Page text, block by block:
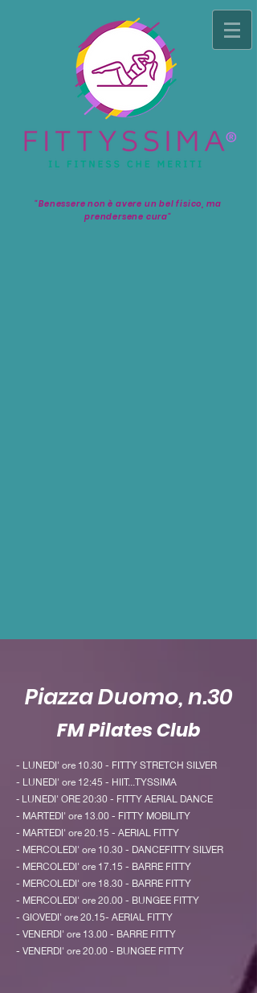
"Benessere non è avere un bel fisico, ma
prendersene cura"
Piazza Duomo, n.30
FMPilates Club
- LUNEDI' ore 10.30 - FITTY STRETCH SILVER
- LUNEDI' ore 12:45 - HIIT...TYSSIMA
- LUNEDI' ORE 20:30 - FITTY AERIAL DANCE
- MARTEDI' ore 13.00 - FITTY MOBILITY
- MARTEDI' ore 20.15 - AERIAL FITTY
- MERCOLEDI' ore 10.30 - DANCEFITTY SILVER
- MERCOLEDI' ore 17.15 - BARRE FITTY
- MERCOLEDI' ore 18.30 - BARRE FITTY
- MERCOLEDI' ore 20.00 - BUNGEE FITTY
- GIOVEDI' ore 20.15- AERIAL FITTY
- VENERDI' ore 13.00 - BARRE FITTY
- VENERDI' ore 20.00 - BUNGEE FITTY